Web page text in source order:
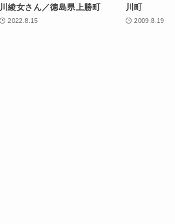
川綾女さん／徳島県上勝町
2022.8.15
川町
2009.8.19